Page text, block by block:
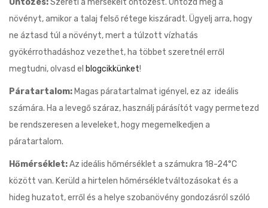
Öntözés:Szereti a mérsékelt öntözést. Öntözd meg a
növényt, amikor a talaj felső rétege kiszáradt. Ügyelj arra, hogy
ne áztasd túl a növényt, mert a túlzott vízhatás
gyökérrothadáshoz vezethet, ha többet szeretnél erről
megtudni, olvasd el blogcikkünket!
Páratartalom: Magas páratartalmat igényel, ez az ideális
számára. Ha a levegő száraz, használj párásítót vagy permetezd
be rendszeresen a leveleket, hogy megemelkedjen a
páratartalom.
Hőmérséklet:Az ideális hőmérséklet a számukra 18-24°C
között van. Kerüld a hirtelen hőmérsékletváltozásokat és a
hideg huzatot, erről és a helye szobanövény gondozásról szóló